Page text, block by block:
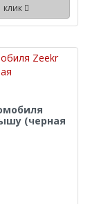
клик
(черная